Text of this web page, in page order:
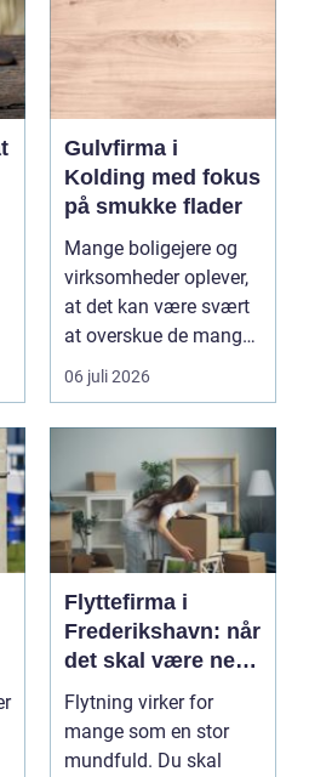
Gulvfirma i
Kolding med fokus
på smukke flader
Mange boligejere og
virksomheder oplever,
at det kan være svært
at overskue de mange
gul...
06 juli 2026
Flyttefirma i
Frederikshavn: når
det skal være nemt
at komme videre
Flytning virker for
mange som en stor
mundfuld. Du skal